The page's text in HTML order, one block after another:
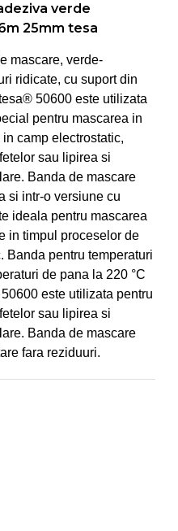
verde
25mm tesa
mascare, verde-
ridicate, cu suport din
50600 este utilizata
pentru mascarea in
camp electrostatic,
sau lipirea si
Banda de mascare
si intr-o versiune cu
ideala pentru mascarea
in timpul proceselor de
Banda pentru temperaturi
de pana la 220 °C
este utilizata pentru
sau lipirea si
Banda de mascare
fara reziduuri.